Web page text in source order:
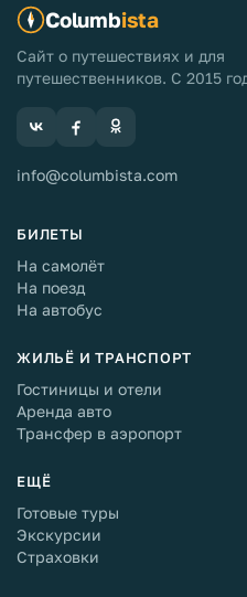
Columbista
Сайт о путешествиях и для
путешественников. С 2015
info@columbista.com
БИЛЕТЫ
На самолёт
На поезд
На автобус
ЖИЛЬЁ И ТРАНСПОРТ
Гостиницы и отели
Аренда авто
Трансфер в аэропорт
ЕЩЁ
Готовые туры
Экскурсии
Страховки